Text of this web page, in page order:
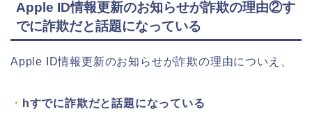
Apple ID情報更新のお知らせが詐欺の理由②す
でに詐欺だと話題になっている
Apple ID情報更新のお知らせが詐欺の理由についえ、
・ hすでに詐欺だと話題になっている